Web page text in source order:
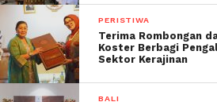
PERISTIWA
Terima Rombongan
Koster Berbagi
Sektor Kerajinan
BALI